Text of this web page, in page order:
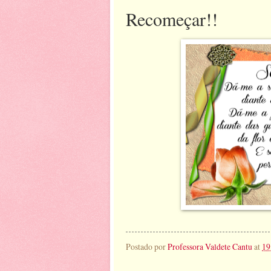
Recomeçar!!
Postado porProfessora Valdete Cantuat